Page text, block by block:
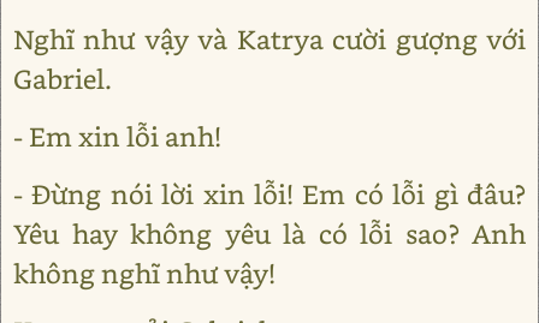
Nghĩ như vậy và Katrya cười gượng với
Gabriel.
- Em xin lỗi anh!
- Đừng nói lời xin lỗi! Em có lỗi gì đâu?
Yêu hay không yêu là có lỗi sao? Anh
không nghĩ như vậy!